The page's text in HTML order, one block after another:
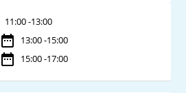
11:00 -13:00
13:00 -15:00
15:00 -17:00